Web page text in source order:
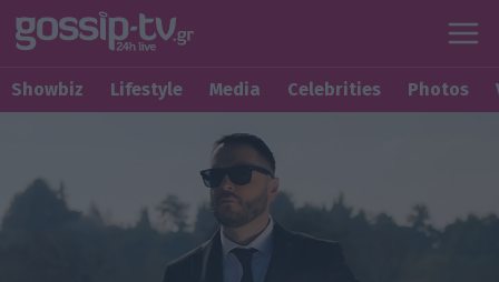
Showbiz Lifestyle Media Celebrities Photos